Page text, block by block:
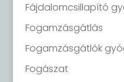
Fájdalomcsillapító
Fogamzásgátlás
Fogamzásgátlók
Fogászat